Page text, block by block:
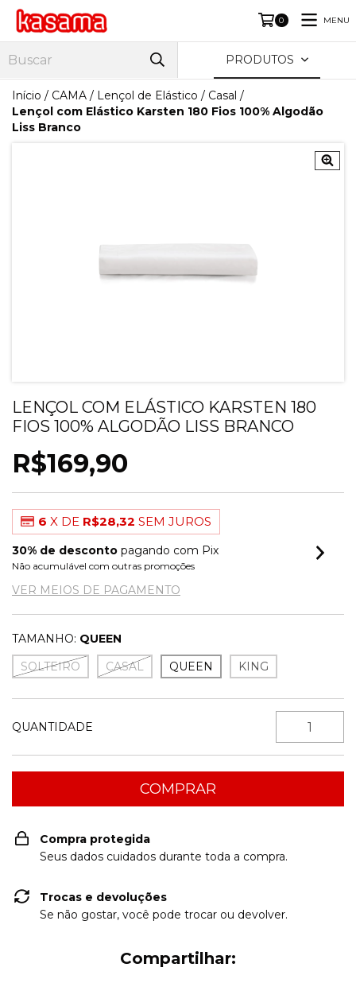
0 MENU
PRODUTOS
Início / CAMA / Lençol de Elástico / Casal /
Lençol com Elástico Karsten 180 Fios 100% Algodão
Liss Branco
LENÇOL COM ELÁSTICO KARSTEN 180
FIOS 100% ALGODÃO LISS BRANCO
R$169,90
6 X DE R$28,32 SEM JUROS
30% de desconto pagando com Pix
Não acumulável com outras promoções
VER MEIOS DE PAGAMENTO
TAMANHO: QUEEN
SOLTEIRO
CASAL QUEEN KING
QUANTIDADE
Compra protegida
Seus dados cuidados durante toda a compra.
Trocas e devoluções
Se não gostar, você pode trocar ou devolver.
Compartilhar: